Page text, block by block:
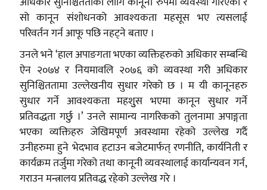
सो कानून संशोधनको आवश्यकता महसूस भए त्यसलाई
परिवर्तन गर्न आफू पछि नहट्ने बताए ।
उनले भने ‘हाल अपाङगता भएका व्यक्तिहरुको अधिकार सम्बन्धि
ऐन २०७४ र नियमावलि २०७६ को व्यवस्था गरी अधिकार
सुनिश्चिततामा उल्लेखनीय सुधार गरेको छ । म यी कानूनहरु
सुधार गर्ने आवश्यकता महशुुस भएमा कानून सुधार गर्ने
प्रतिवद्धता गर्छु ।’ उनले सामान्य नागरिकको तुलनामा अपाङ्गता
भएका व्यक्तिहरु जेखिमपूर्ण अवस्थामा रहेको उल्लेख गर्दै
उनीहरुमा हुने भेदभाव हटाउन बजेटमार्फत् रणनीति, कार्यनिती र
कार्यक्रम तर्जुमा गरेको तथा कानूनी व्यवस्थालाई कार्यान्यवन गर्न,
गराउन मन्त्रालय प्रतिवद्ध रहेको उल्लेख गरे ।